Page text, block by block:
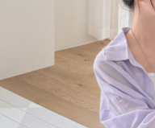
신상 5%
베스트